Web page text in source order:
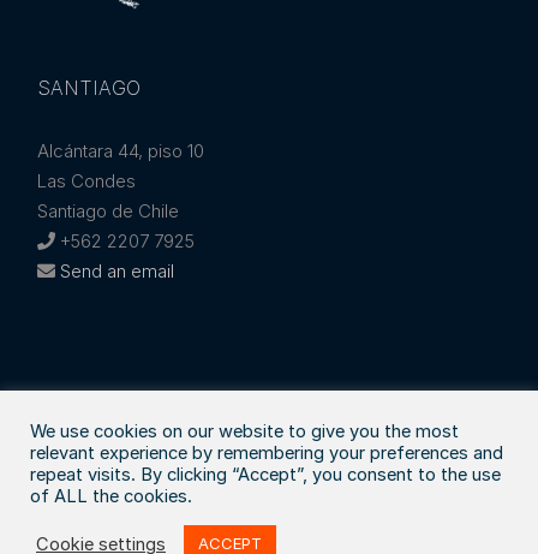
SANTIAGO
Alcántara 44, piso 10
Las Condes
Santiago de Chile
+562 2207 7925
Send an email
© Copyright2026 | Generado porT.U.F.|Legal
We use cookies on our website to give you the most
relevant experience by remembering your preferences and
repeat visits. By clicking “Accept”, you consent to the use
of ALL the cookies.
Cookie settings ACCEPT